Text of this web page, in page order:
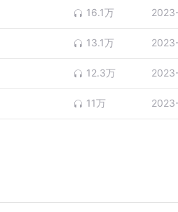
16.1万
13.1万
12.3万
11万